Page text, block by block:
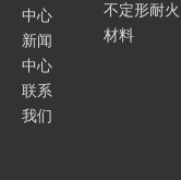
中心
新闻
中心
联系
我们
不定形耐火
材料